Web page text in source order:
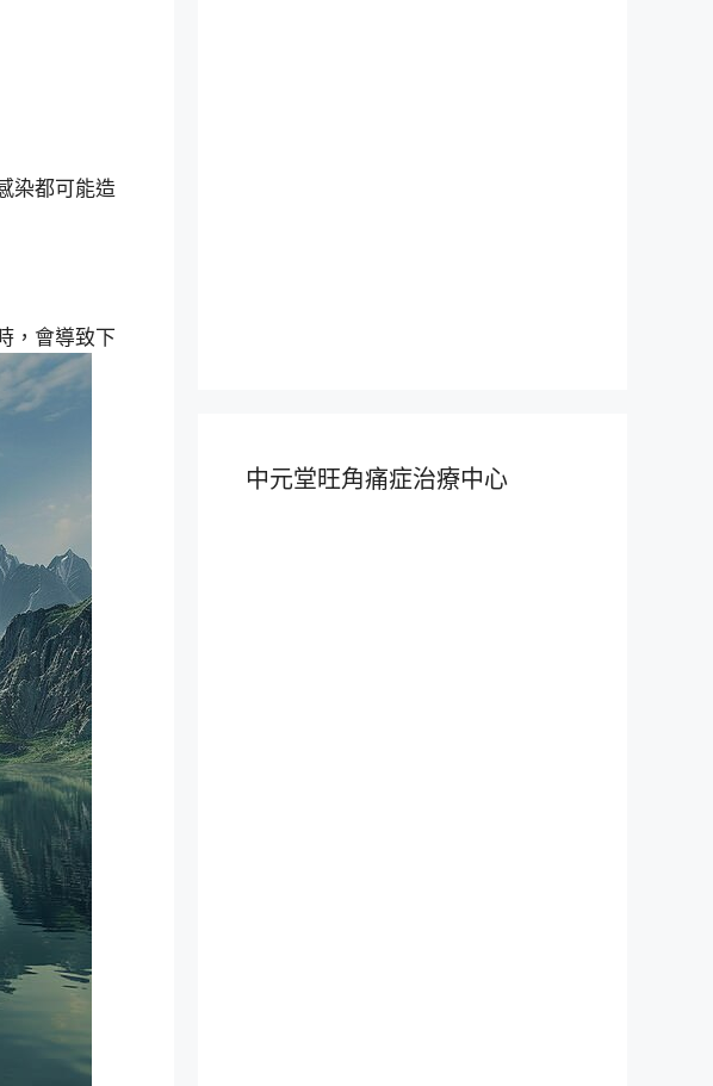
染都可能造
，會導致下
中元堂旺角痛症治療中心